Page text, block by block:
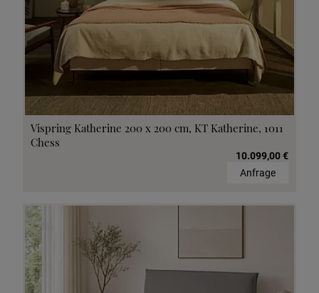
Vispring Katherine 200 x 200 cm, KT Katherine, 1011
Chess
10.099,00 €
Anfrage